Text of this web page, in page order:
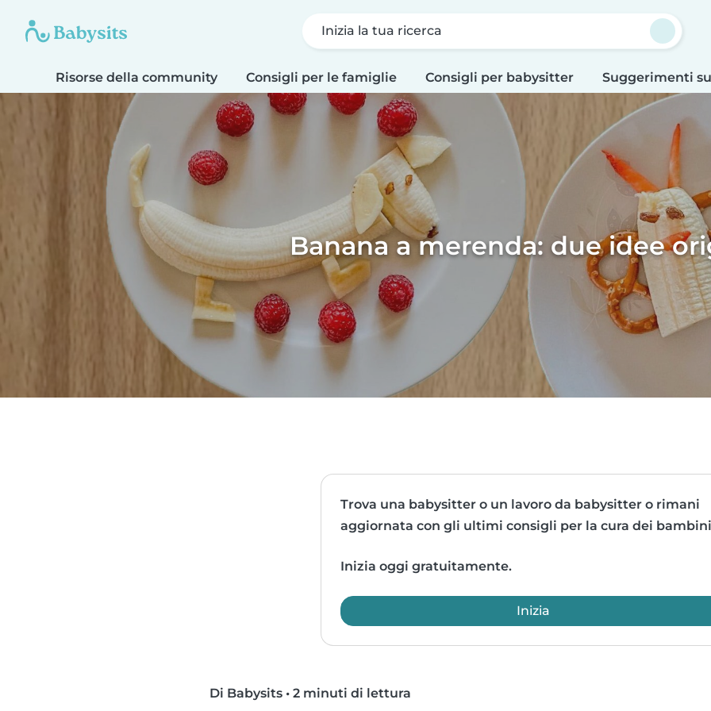
Inizia la tua ricerca
Risorse della community Consigli per le famiglie Consigli per babysitter Suggerimenti
Banana a merenda: due idee
Trova una babysitter o un lavoro da babysitter o rimani
aggiornata con gli ultimi consigli per la cura dei
Inizia oggi gratuitamente.
Inizia
Di Babysits • 2 minuti di lettura